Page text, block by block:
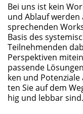
Bei uns ist kein
und Ablauf
spre­chen­den
Basis des
Teil­neh­men­den
Per­spek­ti­ven
pas­sen­de
ken und
ten Sie auf dem
hig und leb­bar sind.